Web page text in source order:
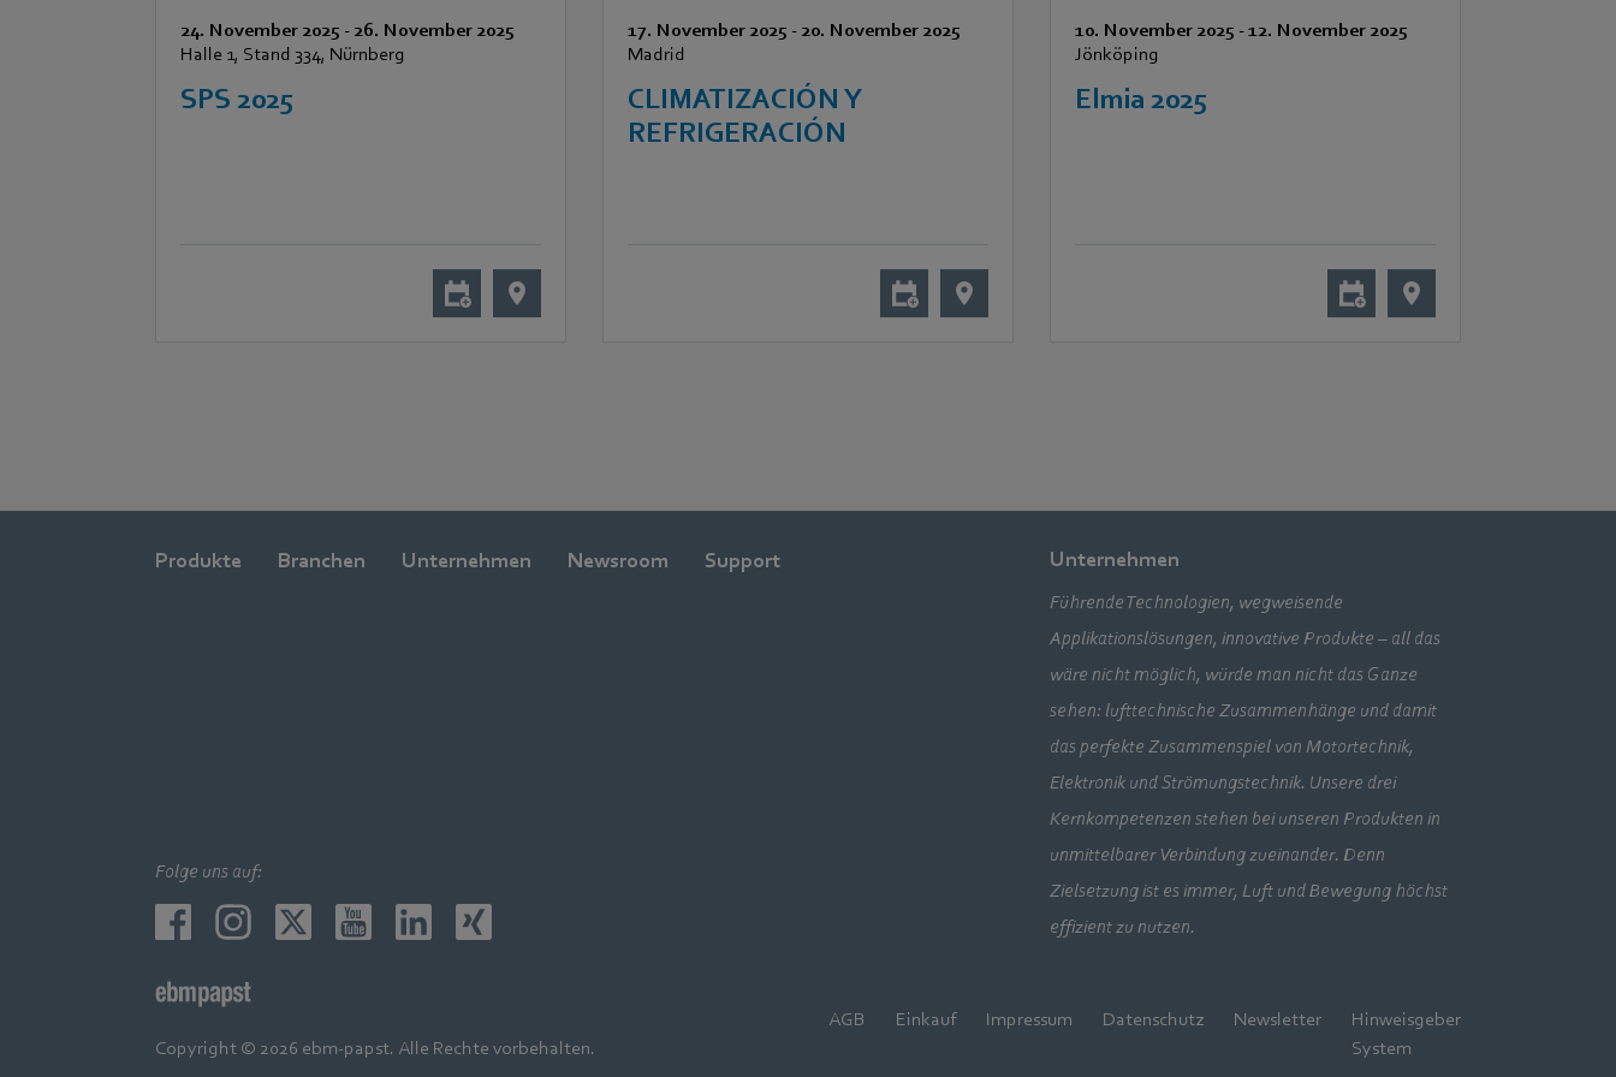
24. November 2025 - 26. November 2025
Halle 1, Stand 334, Nürnberg
SPS 2025
17. November 2025 - 20. November 2025
Madrid
CLIMATIZACIÓN Y
REFRIGERACIÓN
10. November 2025 -12. November 2025
Jönköping
Elmia 2025
Produkte Branchen Unternehmen Newsroom Support Unternehmen
Führende Technologien, wegweisende
Applikationslösungen, innovative Produkte – all das
wäre nicht möglich, würde man nicht das Ganze
sehen: lufttechnische Zusammenhänge und damit
das perfekte Zusammenspiel von Motortechnik,
Elektronik und Strömungstechnik. Unsere drei
Kernkompetenzen stehen bei unseren Produkten in
unmittelbarer Verbindung zueinander. Denn
Zielsetzung ist es immer, Luft und Bewegung höchst
effizient zu nutzen.
AGB Einkauf Impressum Datenschutz Newsletter
Hinweisgeber
System
Folge uns auf:
Copyright © 2026 ebm-papst. Alle Rechte vorbehalten.